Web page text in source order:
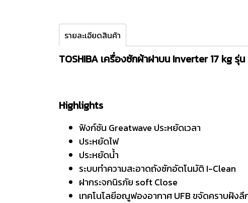
รายละเอียดสินค้า
TOSHIBA เครื่องซักผ้าฝาบน Inverter 17 kg รุ่
Highlights
ฟังก์ชัน Greatwave ประหยัดเวลา
ประหยัดไฟ
ประหยัดน้ำ
ระบบทำความสะอาดถังซักอัตโนมัติ I-Clean
ฝากระจกนิรภัย soft Close
เทคโนโลยีอณูฟองอากาศ UFB ขจัดคราบฝังลึ